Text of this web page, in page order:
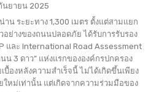
นยายน 2025
น ระยะทาง 1,300 เมตร ตั้งแต่สามแยก
ย่างของถนนปลอดภัย ได้รับการรับรอง
และ International Road Assessment
น 3 ดาว” แห่งแรกขององค์กรปกครอง
ใหม่เท่านั้น แต่เกิดจากความร่วมมือของ